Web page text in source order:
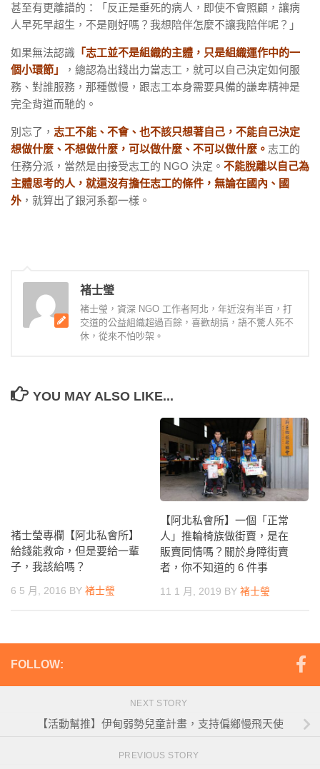
甚至有更離譜的：「反正是垂死的病人，即使不會照顧，讓病
人早死早超生，不是剛好嗎？我想陪伴怎麼不讓我陪伴呢？」
如果無法認識 「志工並不是組織的主體，只是組織運作中的一
個小環節」
，總認為出錢出力當志工，就可以自己決定如何服
務、對誰服務，那種傲慢，跟志工本身需要具備的謙卑精神是
完全背道而馳的。
別忘了， 志工不能、不會、也不該只想著自己，不能自己決定
想做什麼、不想做什麼，可以做什麼、不可以做什麼。 志工的
任務分派，當然是由接受志工的 NGO 決定。 不能脫離以自己為
主體思考的人，就還沒有擔任志工的條件，無論在國內、國
外 ，就算出了銀河系都一樣。
褚士瑩
褚士瑩，資深 NGO 工作者阿北，年近沒有半百，打
交道的公益組織超過百餘，喜歡胡搞，語不驚人死不
休，從來不怕吵架。
YOU MAY ALSO LIKE...
褚士瑩專欄【阿北私會所】
給錢能救命，但是要給一輩
子，我該給嗎？
6 5 月, 2016 BY 褚士瑩
【阿北私會所】一個「正常
人」推輪椅族做街賣，是在
販賣同情嗎？關於身障街賣
者，你不知道的 6 件事
11 1 月, 2019 BY 褚士瑩
FOLLOW:
NEXT STORY
【活動幫推】伊甸弱勢兒童計畫，支持偏鄉慢飛天使
PREVIOUS STORY